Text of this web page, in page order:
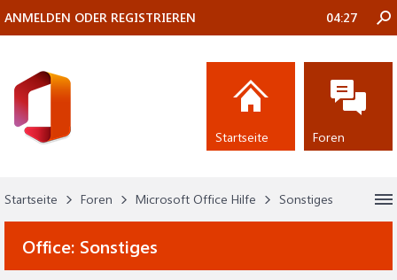
Startseite Foren Microsoft Office Hilfe Sonstiges
Office: Sonstiges
ANMELDEN ODER REGISTRIEREN 04:27
Startseite Foren